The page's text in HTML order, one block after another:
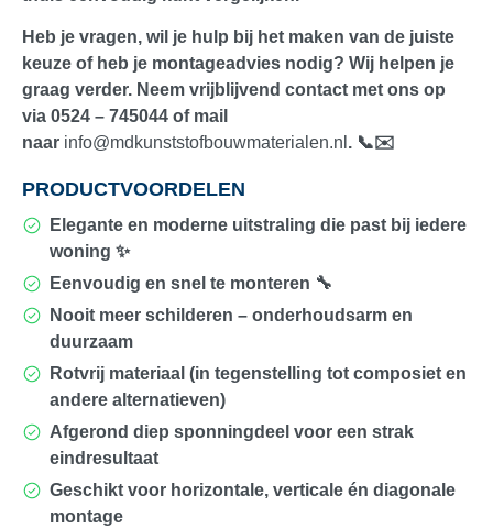
Heb je vragen, wil je hulp bij het maken van de juiste
keuze of heb je montageadvies nodig? Wij helpen je
graag verder. Neem vrijblijvend contact met ons op
via 0524 – 745044 of mail
naar info@mdkunststofbouwmaterialen.nl . 📞✉️
PRODUCTVOORDELEN
Elegante en moderne uitstraling die past bij iedere
woning ✨
Eenvoudig en snel te monteren 🔧
Nooit meer schilderen – onderhoudsarm en
duurzaam
Rotvrij materiaal (in tegenstelling tot composiet en
andere alternatieven)
Afgerond diep sponningdeel voor een strak
eindresultaat
Geschikt voor horizontale, verticale én diagonale
montage